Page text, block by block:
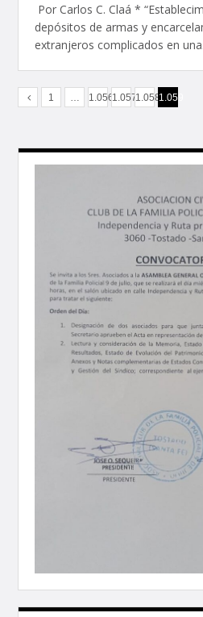
Por Carlos C. Claá *
depósitos de armas y
extranjeros complicados en
1 1.0561.0571.0581.059